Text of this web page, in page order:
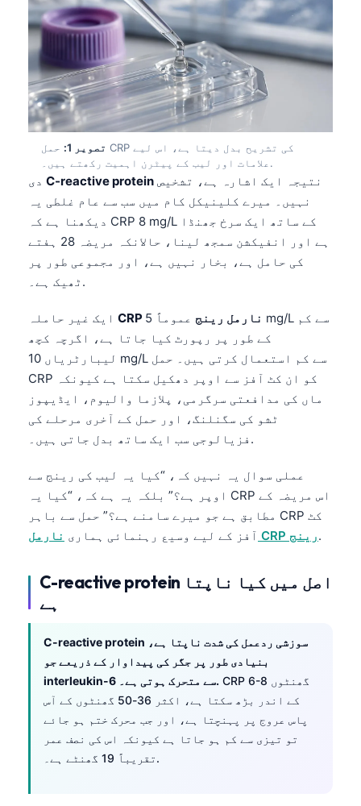
تصویر 1:
حمل CRP کی تشریح بدل دیتا ہے، اس لیے
علامات اور لیب کے پیٹرن اہمیت رکھتے ہیں۔.
C-reactive protein
نہیں۔ میرے کلینیکل کام میں سب سے عام غلطی یہ
دیکھنا ہے کہ CRP 8 mg/L کے ساتھ ایک سرخ جھنڈا
ہے اور انفیکشن سمجھ لینا، حالانکہ مریضہ 28 ہفتے
کی حامل ہے، بخار نہیں ہے، اور مجموعی طور پر
ٹھیک ہے۔.
CRP نارمل رینج
عموماً 5 mg/L سے کم
کے طور پر رپورٹ کیا جاتا ہے، اگرچہ کچھ
لیبارٹریاں 10 mg/L سے کم استعمال کرتی ہیں۔ حمل
CRP کو ان کٹ آفز سے اوپر دھکیل سکتا ہے کیونکہ
ماں کی مدافعتی سرگرمی، پلازما والیوم، ایڈیپوز
ٹشو کی سگنلنگ، اور حمل کے آخری مرحلے کی
فزیالوجی سب ایک ساتھ بدل جاتی ہیں۔.
عملی سوال یہ نہیں کہ، “کیا یہ لیب کی رینج سے
اوپر ہے؟” بلکہ یہ ہے کہ، “کیا یہ CRP اس مریضہ کے
مطابق ہے جو میرے سامنے ہے؟” حمل سے باہر CRP کٹ
آفز کے لیے وسیع رہنمائی ہماری
نارمل CRP رینج.
C-reactive protein اصل میں کیا ناپتا
ہے
C-reactive protein سوزشی ردعمل کی شدت ناپتا ہے،
بنیادی طور پر جگر کی پیداوار کے ذریعے جو
interleukin-6 سے متحرک ہوتی ہے۔. CRP 6-8 گھنٹوں
کے اندر بڑھ سکتا ہے، اکثر 36-50 گھنٹوں کے آس
پاس عروج پر پہنچتا ہے، اور جب محرک ختم ہو جائے
تو تیزی سے کم ہو جاتا ہے کیونکہ اس کی نصف عمر
تقریباً 19 گھنٹے ہے۔.